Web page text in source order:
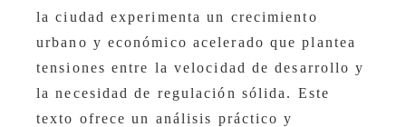
la ciudad experimenta un crecimiento
urbano y económico acelerado que plantea
tensiones entre la velocidad de desarrollo y
la necesidad de regulación sólida. Este
texto ofrece un análisis práctico y